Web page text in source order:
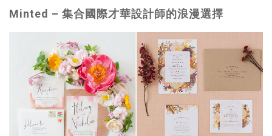
Minted – 集合國際才華設計師的浪漫選擇